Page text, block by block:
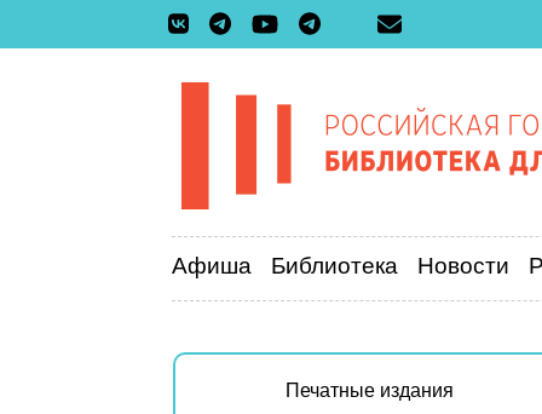
Афиша Библиотека Новости
Печатные издания